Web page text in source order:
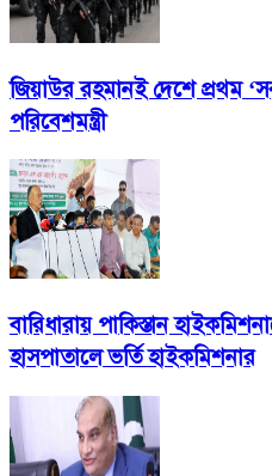
জিয়াউর রহমানই দেশে প্রথম
পরিবেশমন্ত্রী
বারিধারায় পাকিস্তান
হাসপাতালে ভর্তি হাইকমিশনার